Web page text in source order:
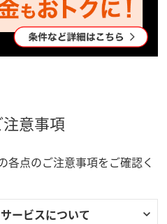
意事項
各点のご注意事項をご確認く
ービスについて